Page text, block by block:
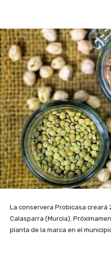
La conservera Probicasa creará
Calasparra (Murcia).
planta de la marca en el